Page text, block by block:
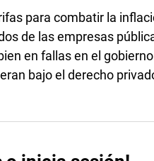
para combatir la
de las empresas
en fallas en el
bajo el derecho